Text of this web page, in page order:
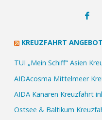
KREUZFAHRT
TUI „Mein Schiff“ Asien
AIDAcosma Mittelmeer
AIDA Kanaren Kreuzfahrt
Ostsee & Baltikum